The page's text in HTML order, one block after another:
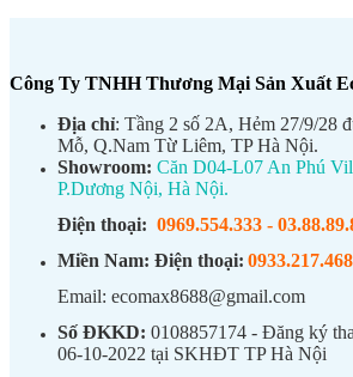
Công Ty TNHH Thương Mại Sản Xuất
Địa chỉ: Tầng 2 số 2A, Hẻm 27/9/28
Mỗ, Q.Nam Từ Liêm, TP Hà Nội.
Showroom: Căn D04-L07 An Phú
P.Dương Nội, Hà Nội.
Điện thoại: 0969.554.333 -
Miền Nam: Điện thoại: 0933.217.468
Email: ecomax8688@gmail.com
Số ĐKKD: 0108857174 - Đăng ký
06-10-2022 tại SKHĐT TP Hà Nội